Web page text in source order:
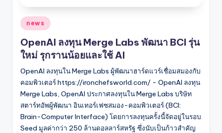
Posted
in
news
OpenAI ลงทุน Merge Labs พัฒนา BCI รุ่น
ใหม่ รุกรานน้อยและใช้ AI
OpenAI ลงทุนใน Merge Labs ผู้พัฒนาฮาร์ดแวร์เชื่อมสมองกับ
คอมพิวเตอร์ https://ironchefsworld.com/ - OpenAI ลงทุน
Merge Labs, OpenAI ประกาศลงทุนใน Merge Labs บริษัท
สตาร์ทอัพผู้พัฒนา อินเทอร์เฟซสมอง-คอมพิวเตอร์ (BCI:
Brain-Computer Interface) โดยการลงทุนครั้งนี้จัดอยู่ในรอบ
Seed มูลค่ากว่า 250 ล้านดอลลาร์สหรัฐ ซึ่งนับเป็นก้าวสำคัญ